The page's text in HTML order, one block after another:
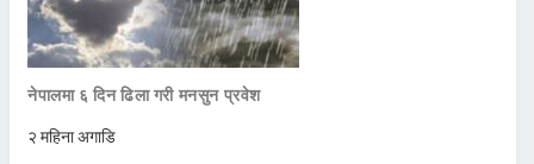
नेपालमा ६ दिन ढिला गरी मनसुन प्रवेश
२ महिना अगाडि